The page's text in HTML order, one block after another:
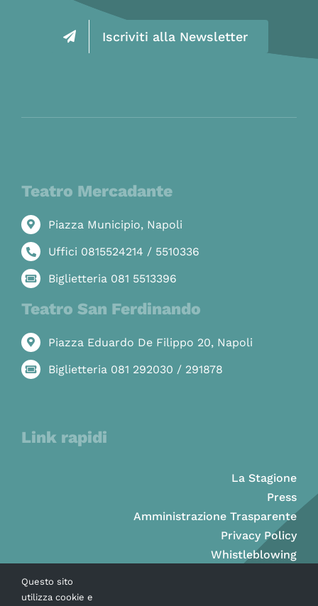
Iscriviti alla Newsletter
Teatro Mercadante
Piazza Municipio, Napoli
Uffici 0815524214 / 5510336
Biglietteria 081 5513396
Teatro San Ferdinando
Piazza Eduardo De Filippo 20, Napoli
Biglietteria 081 292030 / 291878
Link rapidi
La Stagione
Press
Amministrazione Trasparente
Privacy Policy
Whistleblowing
Questo sito
utilizza cookie e